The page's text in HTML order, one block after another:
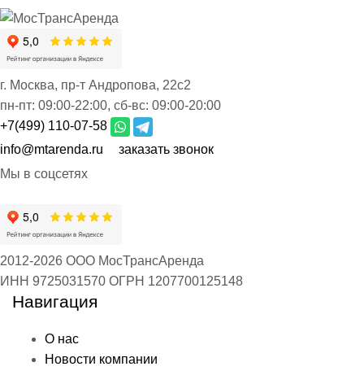
г. Москва, пр-т Андропова, 22с2
пн-пт: 09:00-22:00, сб-вс: 09:00-20:00
+7(499) 110-07-58
info@mtarenda.ru
заказать звонок
Мы в соцсетях
2012-2026 ООО МосТрансАренда
ИНН 9725031570 ОГРН 1207700125148
Навигация
О нас
Новости компании